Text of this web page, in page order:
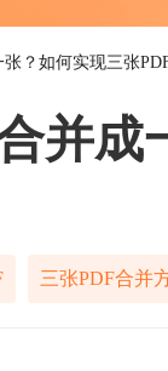
？如何实现三张
并成
三张PDF合并